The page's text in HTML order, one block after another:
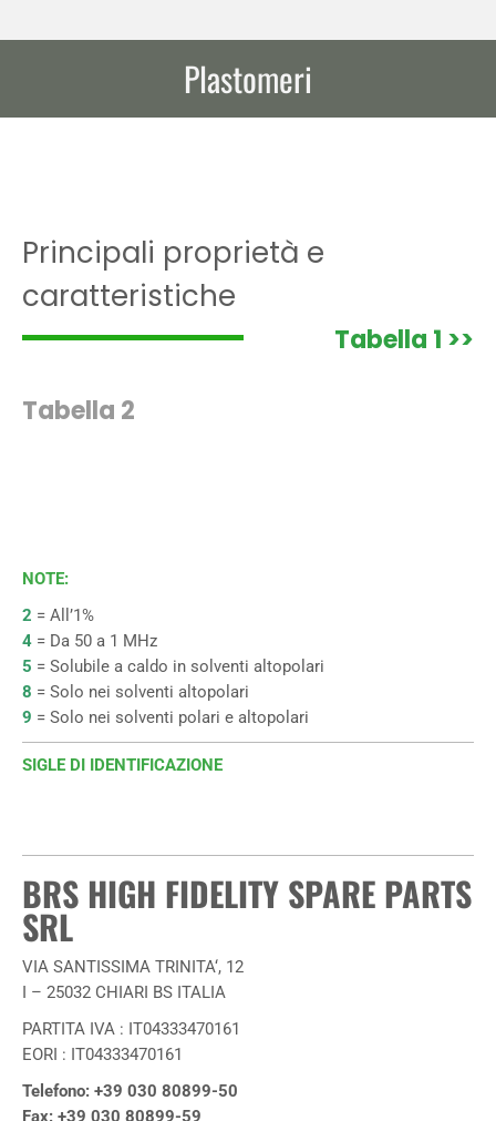
Plastomeri
Tu sei qui:
Principali proprietà e
caratteristiche
Tabella 1 >>
Tabella 2
NOTE:
2 = All’1%
4 = Da 50 a 1 MHz
5 = Solubile a caldo in solventi altopolari
8 = Solo nei solventi altopolari
9 = Solo nei solventi polari e altopolari
SIGLE DI IDENTIFICAZIONE
BRS HIGH FIDELITY SPARE PARTS
SRL
VIA SANTISSIMA TRINITA‘, 12
I – 25032 CHIARI BS ITALIA
PARTITA IVA : IT04333470161
EORI : IT04333470161
Telefono: +39 030 80899-50
Fax: +39 030 80899-59